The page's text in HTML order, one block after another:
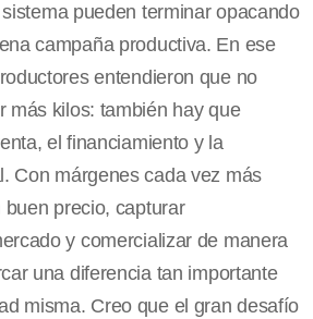
pueden terminar opacando
campaña productiva. En ese
entendieron que no
más kilos: también hay que
el financiamiento y la
Con márgenes cada vez más
precio, capturar
y comercializar de manera
una diferencia tan importante
misma. Creo que el gran desafío